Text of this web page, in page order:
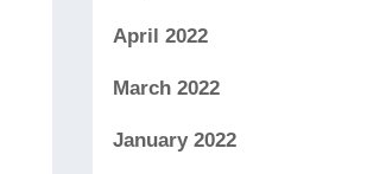
April 2022
March 2022
January 2022